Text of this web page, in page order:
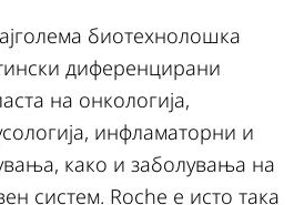
биотехнолошка
диференцирани
на онкологија,
инфламаторни и
како и заболувања на
систем. Roche е исто така